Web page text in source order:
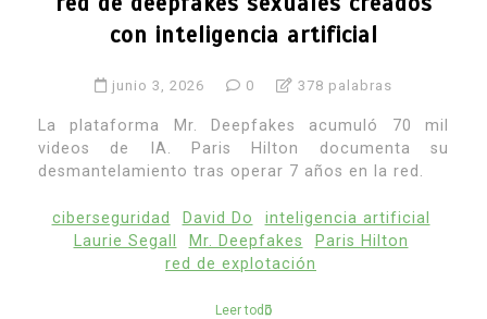
con inteligencia artificial
junio 3, 2026 0 378 palabras
La plataforma Mr. Deepfakes acumuló 70 mil
videos de IA. Paris Hilton documenta su
desmantelamiento tras operar 7 años en la red.
ciberseguridad David Do
inteligencia artificial
Laurie Segall
Mr. Deepfakes
Paris Hilton
red de explotación
Leer todo